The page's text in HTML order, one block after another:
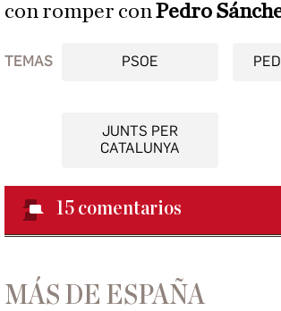
con romper conPedro
TEMAS PSOE
JUNTS PER
CATALUNYA
15 comentarios
MÁS DE ESPAÑA